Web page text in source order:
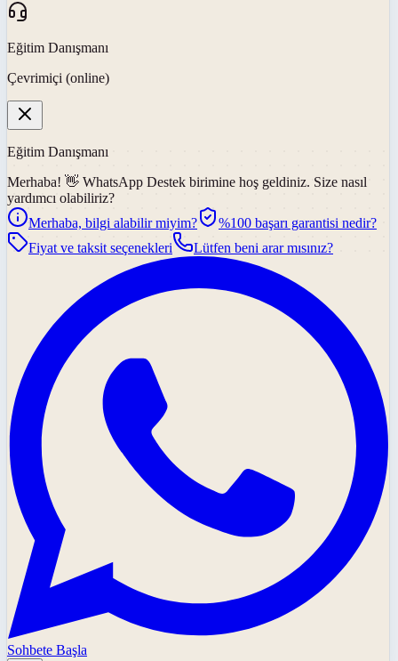
Eğitim Danışmanı
Çevrimiçi (online)
Eğitim Danışmanı
Merhaba! 👋 WhatsApp Destek birimine hoş geldiniz. Size nasıl
yardımcı olabiliriz?
Merhaba, bilgi alabilir miyim?
%100 başarı garantisi nedir?
Fiyat ve taksit seçenekleri
Lütfen beni arar mısınız?
Sohbete Başla